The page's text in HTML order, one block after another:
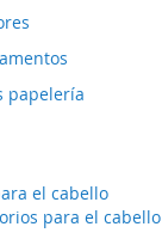
papelería
el cabello
para el cabello